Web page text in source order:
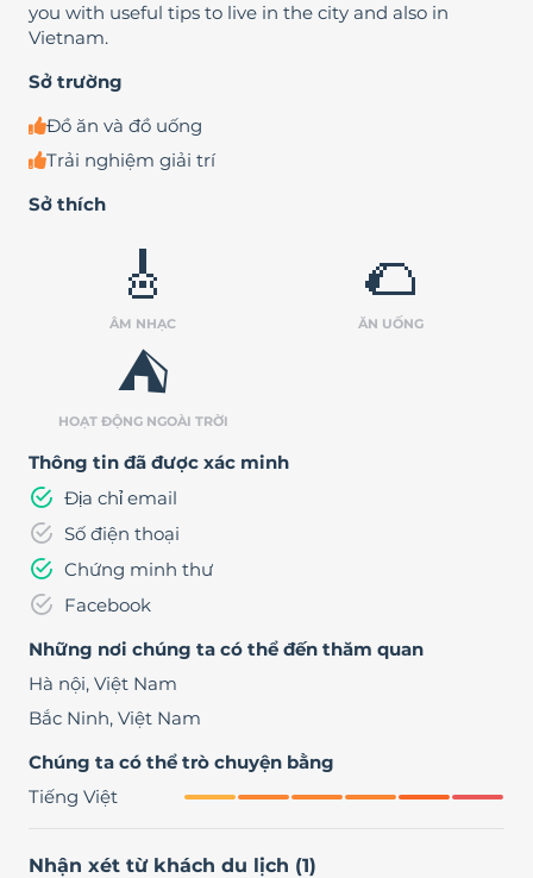
you with useful tips to live in the city and also in
Vietnam.
Sở trường
Đồ ăn và đồ uống
Trải nghiệm giải trí
Sở thích
🎸
ÂM NHẠC
🌮
ĂN UỐNG
⛺
HOẠT ĐỘNG NGOÀI TRỜI
Thông tin đã được xác minh
Địa chỉ email
Số điện thoại
Chứng minh thư
Facebook
Những nơi chúng ta có thể đến thăm quan
Hà nội, Việt Nam
Bắc Ninh, Việt Nam
Chúng ta có thể trò chuyện bằng
Tiếng Việt
Nhận xét từ khách du lịch (1)